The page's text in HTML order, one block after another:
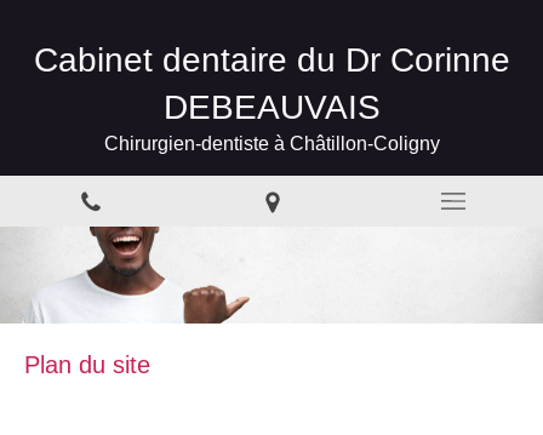
Cabinet dentaire du Dr Corinne
DEBEAUVAIS
Chirurgien-dentiste à Châtillon-Coligny
Plan du site